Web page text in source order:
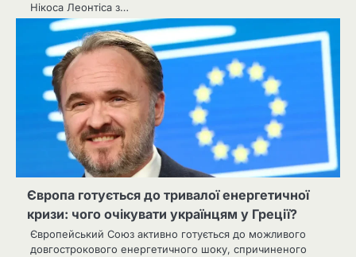
Нікоса Леонтіса з…
Європа готується до тривалої енергетичної
кризи: чого очікувати українцям у Греції?
Європейський Союз активно готується до можливого
довгострокового енергетичного шоку, спричиненого